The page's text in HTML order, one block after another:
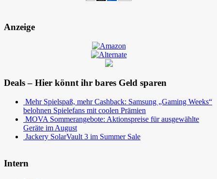
Anzeige
Deals – Hier könnt ihr bares Geld sparen
Mehr Spielspaß, mehr Cashback: Samsung „Gaming Weeks“
belohnen Spielefans mit coolen Prämien
MOVA Sommerangebote: Aktionspreise für ausgewählte
Geräte im August
Jackery SolarVault 3 im Summer Sale
Intern